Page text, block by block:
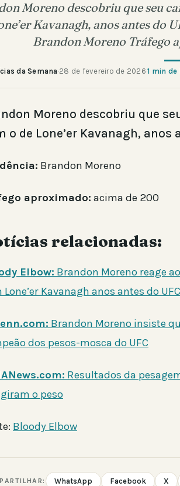
Moreno descobriu que seu
Kavanagh, anos antes do
Brandon Moreno Tráfego
da Semana ·28 de fevereiro de 2026·1 min de
Moreno descobriu que
o de Lone’er Kavanagh, anos
Brandon Moreno
aproximado: acima de 200
relacionadas:
Elbow: Brandon Moreno reage
Lone’er Kavanagh anos antes do
Brandon Moreno insiste
dos pesos-mosca do UFC
Resultados da
o peso
Bloody Elbow
WhatsApp Facebook X